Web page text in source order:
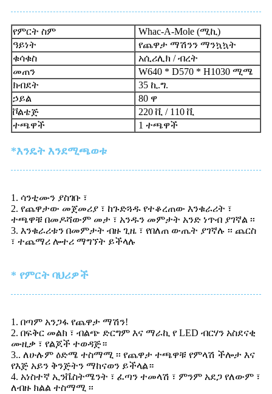
የምርት ስም
Whac-A-Mole (ሚኪ)
ዓይነት
የጨዋታ ማሽንን ማንኳኳት
ቁሳቁስ
አሲሪሊክ / ብረት
መጠን
W640 * D570 * H1030 ሚሜ
ክብደት
35 ኪ.ግ.
ኃይል
80 ዋ
ቮልቴጅ
220 ቪ / 110 ቪ
ተጫዋች
1 ተጫዋች
*እንዴት እንደሚጫወቱ
1. ሳንቲሙን ያስገቡ ፣
2. የጨዋታው መጀመሪያ ፣ ከጉድጓዱ የተቆረጠው እንቁራሪት ፣
ተጫዋቹ በመዶሻውም መታ ፣ አንዱን መምታት አንድ ነጥብ ያገኛል ፡፡
3. እንቁራሪቱን በመምታት ብዙ ጊዜ ፣ ​​የበለጠ ውጤት ያገኛሉ ፡፡ ጨርስ
፣ ተጨማሪ ሎተሪ ማግኘት ይችላሉ
* የምርት ባህሪዎች
1. በጣም አንጋፋ የጨዋታ ማሽን!
2. በፍቅር መልክ ፣ ብልጭ ድርግም እና ማራኪ የ LED ብርሃን አስደናቂ
ሙዚቃ ፣ የልጆች ተወዳጅ።
3.. ለሁሉም ዕድሜ ተስማሚ ፡፡ የጨዋታ ተጫዋቹ የምላሽ ችሎታ እና
የእጅ አይን ቅንጅትን ማከናወን ይችላል።
4. አነስተኛ ኢንቬስትሜንት ፣ ፈጣን ተመላሽ ፣ ምንም አደጋ የለውም ፣
ለብዙ ክልል ተስማሚ ፡፡